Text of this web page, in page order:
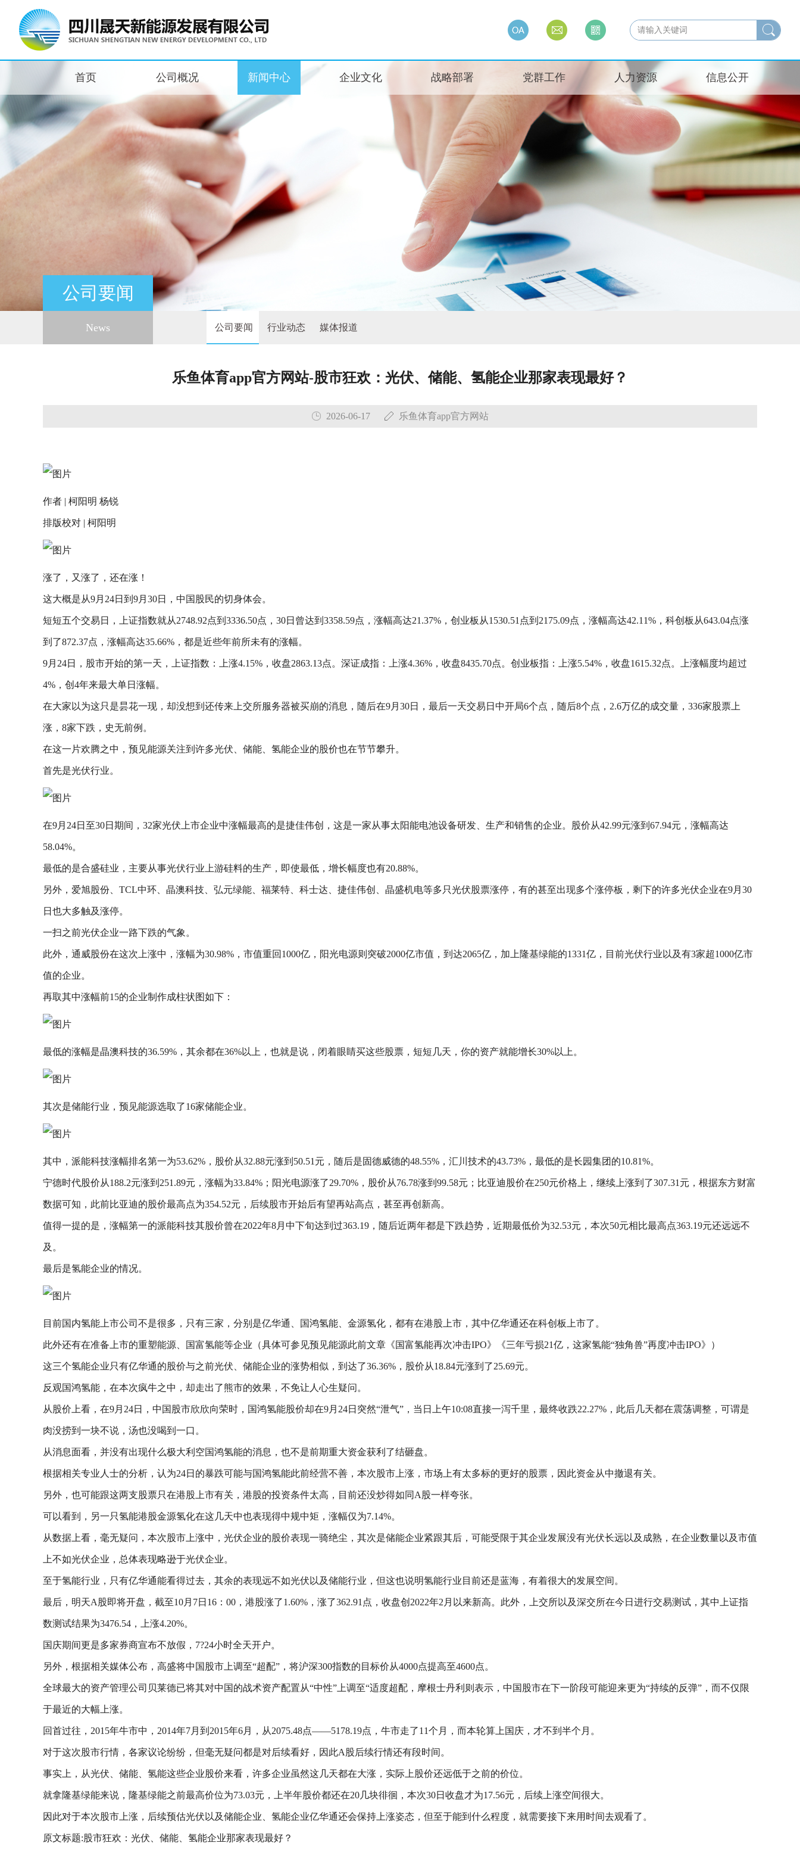
首页 公司概况 新闻中心 企业文化 战略部署 党群工作 人力资源 信息公开
公司要闻
News 公司要闻 行业动态 媒体报道
乐鱼体育app官方网站-股市狂欢：光伏、储能、氢能企业那家表现最好？
2026-06-17 乐鱼体育app官方网站
作者 | 柯阳明 杨锐
排版校对 | 柯阳明
涨了，又涨了，还在涨！
这大概是从9月24日到9月30日，中国股民的切身体会。
短短五个交易日，上证指数就从2748.92点到3336.50点，30日曾达到3358.59点，涨幅高达21.37%，创业板从1530.51点到2175.09点，涨幅高达42.11%，科创板从643.04点涨
到了872.37点，涨幅高达35.66%，都是近些年前所未有的涨幅。
9月24日，股市开始的第一天，上证指数：上涨4.15%，收盘2863.13点。深证成指：上涨4.36%，收盘8435.70点。创业板指：上涨5.54%，收盘1615.32点。上涨幅度均超过
4%，创4年来最大单日涨幅。
在大家以为这只是昙花一现，却没想到还传来上交所服务器被买崩的消息，随后在9月30日，最后一天交易日中开局6个点，随后8个点，2.6万亿的成交量，336家股票上
涨，8家下跌，史无前例。
在这一片欢腾之中，预见能源关注到许多光伏、储能、氢能企业的股价也在节节攀升。
首先是光伏行业。
在9月24日至30日期间，32家光伏上市企业中涨幅最高的是捷佳伟创，这是一家从事太阳能电池设备研发、生产和销售的企业。股价从42.99元涨到67.94元，涨幅高达
58.04%。
最低的是合盛硅业，主要从事光伏行业上游硅料的生产，即使最低，增长幅度也有20.88%。
另外，爱旭股份、TCL中环、晶澳科技、弘元绿能、福莱特、科士达、捷佳伟创、晶盛机电等多只光伏股票涨停，有的甚至出现多个涨停板，剩下的许多光伏企业在9月30
日也大多触及涨停。
一扫之前光伏企业一路下跌的气象。
此外，通威股份在这次上涨中，涨幅为30.98%，市值重回1000亿，阳光电源则突破2000亿市值，到达2065亿，加上隆基绿能的1331亿，目前光伏行业以及有3家超1000亿市
值的企业。
再取其中涨幅前15的企业制作成柱状图如下：
最低的涨幅是晶澳科技的36.59%，其余都在36%以上，也就是说，闭着眼睛买这些股票，短短几天，你的资产就能增长30%以上。
其次是储能行业，预见能源选取了16家储能企业。
其中，派能科技涨幅排名第一为53.62%，股价从32.88元涨到50.51元，随后是固德威德的48.55%，汇川技术的43.73%，最低的是长园集团的10.81%。
宁德时代股价从188.2元涨到251.89元，涨幅为33.84%；阳光电源涨了29.70%，股价从76.78涨到99.58元；比亚迪股价在250元价格上，继续上涨到了307.31元，根据东方财富
数据可知，此前比亚迪的股价最高点为354.52元，后续股市开始后有望再站高点，甚至再创新高。
值得一提的是，涨幅第一的派能科技其股价曾在2022年8月中下旬达到过363.19，随后近两年都是下跌趋势，近期最低价为32.53元，本次50元相比最高点363.19元还远远不
及。
最后是氢能企业的情况。
目前国内氢能上市公司不是很多，只有三家，分别是亿华通、国鸿氢能、金源氢化，都有在港股上市，其中亿华通还在科创板上市了。
此外还有在准备上市的重塑能源、国富氢能等企业（具体可参见预见能源此前文章《国富氢能再次冲击IPO》《三年亏损21亿，这家氢能“独角兽”再度冲击IPO》）
这三个氢能企业只有亿华通的股价与之前光伏、储能企业的涨势相似，到达了36.36%，股价从18.84元涨到了25.69元。
反观国鸿氢能，在本次疯牛之中，却走出了熊市的效果，不免让人心生疑问。
从股价上看，在9月24日，中国股市欣欣向荣时，国鸿氢能股价却在9月24日突然“泄气”，当日上午10:08直接一泻千里，最终收跌22.27%，此后几天都在震荡调整，可谓是
肉没捞到一块不说，汤也没喝到一口。
从消息面看，并没有出现什么极大利空国鸿氢能的消息，也不是前期重大资金获利了结砸盘。
根据相关专业人士的分析，认为24日的暴跌可能与国鸿氢能此前经营不善，本次股市上涨，市场上有太多标的更好的股票，因此资金从中撤退有关。
另外，也可能跟这两支股票只在港股上市有关，港股的投资条件太高，目前还没炒得如同A股一样夸张。
可以看到，另一只氢能港股金源氢化在这几天中也表现得中规中矩，涨幅仅为7.14%。
从数据上看，毫无疑问，本次股市上涨中，光伏企业的股价表现一骑绝尘，其次是储能企业紧跟其后，可能受限于其企业发展没有光伏长远以及成熟，在企业数量以及市值
上不如光伏企业，总体表现略逊于光伏企业。
至于氢能行业，只有亿华通能看得过去，其余的表现远不如光伏以及储能行业，但这也说明氢能行业目前还是蓝海，有着很大的发展空间。
最后，明天A股即将开盘，截至10月7日16：00，港股涨了1.60%，涨了362.91点，收盘创2022年2月以来新高。此外，上交所以及深交所在今日进行交易测试，其中上证指
数测试结果为3476.54，上涨4.20%。
国庆期间更是多家券商宣布不放假，7?24小时全天开户。
另外，根据相关媒体公布，高盛将中国股市上调至“超配”，将沪深300指数的目标价从4000点提高至4600点。
全球最大的资产管理公司贝莱德已将其对中国的战术资产配置从“中性”上调至“适度超配，摩根士丹利则表示，中国股市在下一阶段可能迎来更为“持续的反弹”，而不仅限
于最近的大幅上涨。
回首过往，2015年牛市中，2014年7月到2015年6月，从2075.48点——5178.19点，牛市走了11个月，而本轮算上国庆，才不到半个月。
对于这次股市行情，各家议论纷纷，但毫无疑问都是对后续看好，因此A股后续行情还有段时间。
事实上，从光伏、储能、氢能这些企业股价来看，许多企业虽然这几天都在大涨，实际上股价还远低于之前的价位。
就拿隆基绿能来说，隆基绿能之前最高价位为73.03元，上半年股价都还在20几块徘徊，本次30日收盘才为17.56元，后续上涨空间很大。
因此对于本次股市上涨，后续预估光伏以及储能企业、氢能企业亿华通还会保持上涨姿态，但至于能到什么程度，就需要接下来用时间去观看了。
原文标题:股市狂欢：光伏、储能、氢能企业那家表现最好？